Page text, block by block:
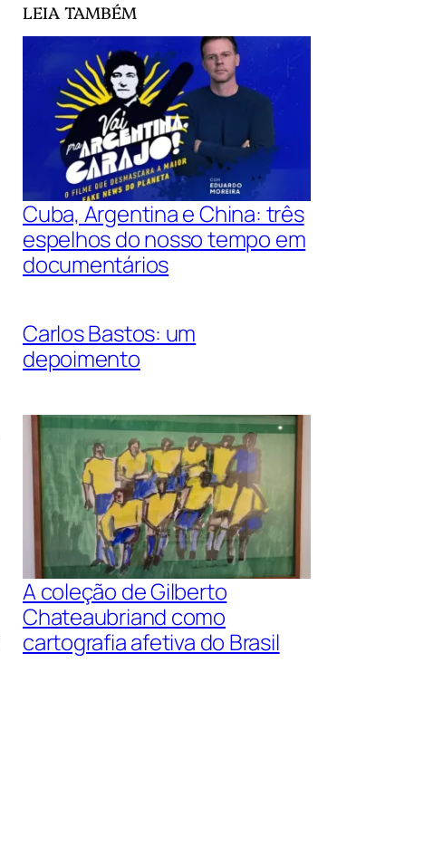
LEIA TAMBÉM
Cuba, Argentina e China: três
espelhos do nosso tempo em
documentários
Carlos Bastos: um
depoimento
A coleção de Gilberto
Chateaubriand como
cartografia afetiva do Brasil